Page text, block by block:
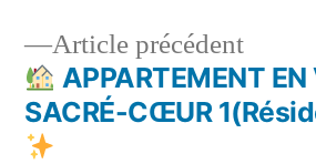
l’article
Article précédentArticle
APPARTEMENT EN
SACRÉ-CŒUR